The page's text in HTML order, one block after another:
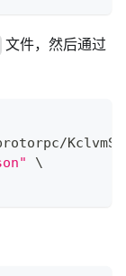
文件，然后通过
\